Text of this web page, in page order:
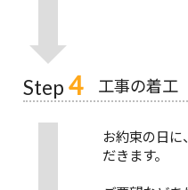
Step 4 工事の着工
お約束の日
だきます。